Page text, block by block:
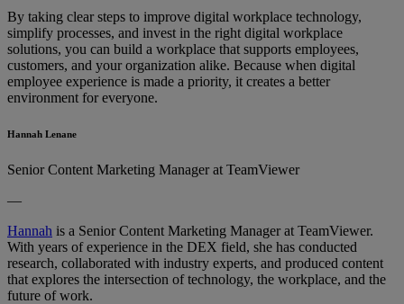
By taking clear steps to improve digital workplace technology,
simplify processes, and invest in the right digital workplace
solutions, you can build a workplace that supports employees,
customers, and your organization alike. Because when digital
employee experience is made a priority, it creates a better
environment for everyone.
Hannah Lenane
Senior Content Marketing Manager at TeamViewer
—
Hannah is a Senior Content Marketing Manager at TeamViewer.
With years of experience in the DEX field, she has conducted
research, collaborated with industry experts, and produced content
that explores the intersection of technology, the workplace, and the
future of work.